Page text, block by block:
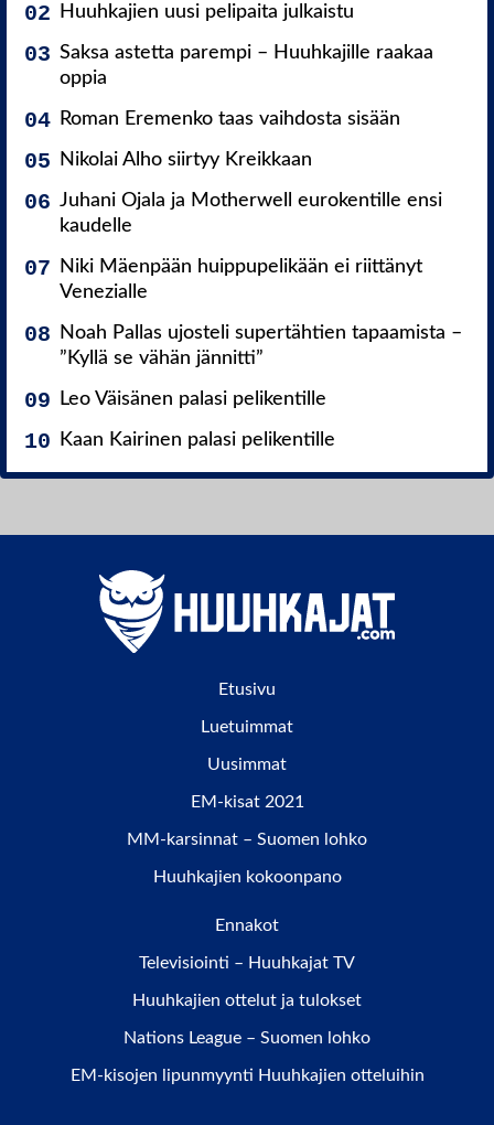
Huuhkajien uusi pelipaita julkaistu
Saksa astetta parempi – Huuhkajille raakaa
oppia
Roman Eremenko taas vaihdosta sisään
Nikolai Alho siirtyy Kreikkaan
Juhani Ojala ja Motherwell eurokentille ensi
kaudelle
Niki Mäenpään huippupelikään ei riittänyt
Venezialle
Noah Pallas ujosteli supertähtien tapaamista –
”Kyllä se vähän jännitti”
Leo Väisänen palasi pelikentille
Kaan Kairinen palasi pelikentille
Etusivu
Luetuimmat
Uusimmat
EM-kisat 2021
MM-karsinnat – Suomen lohko
Huuhkajien kokoonpano
Ennakot
Televisiointi – Huuhkajat TV
Huuhkajien ottelut ja tulokset
Nations League – Suomen lohko
EM-kisojen lipunmyynti Huuhkajien otteluihin